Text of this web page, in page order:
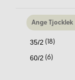
35/2 (18)
60/2 (6)